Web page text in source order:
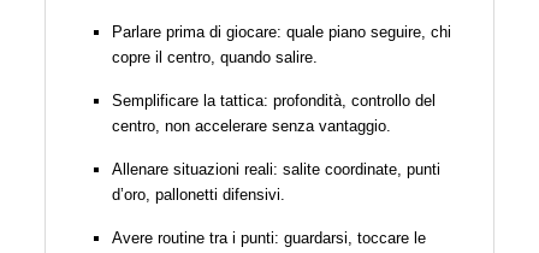
Parlare prima di giocare: quale piano seguire, chi
copre il centro, quando salire.
Semplificare la tattica: profondità, controllo del
centro, non accelerare senza vantaggio.
Allenare situazioni reali: salite coordinate, punti
d’oro, pallonetti difensivi.
Avere routine tra i punti: guardarsi, toccare le